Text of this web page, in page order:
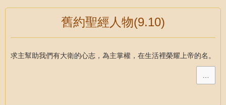
舊約聖經人物(9.10)
求主幫助我們有大衛的心志，為主掌權，在生活裡榮耀上帝的名。
…